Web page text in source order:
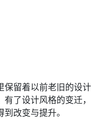
保留着以前老旧的设计
了设计风格的变迁，
改变与提升。